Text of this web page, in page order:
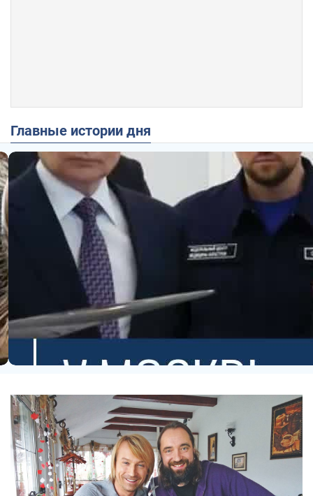
Главные истории дня